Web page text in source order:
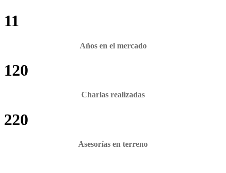
11
Años en el mercado
120
Charlas realizadas
220
Asesorías en terreno